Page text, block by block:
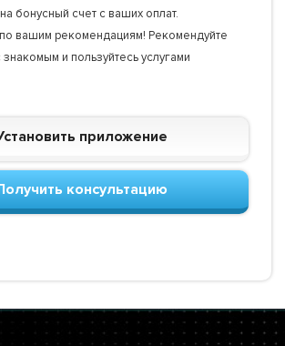
бонусный счет с ваших оплат.
вашим рекомендациям! Рекомендуйте
знакомым и пользуйтесь услугами
приложение
консультацию